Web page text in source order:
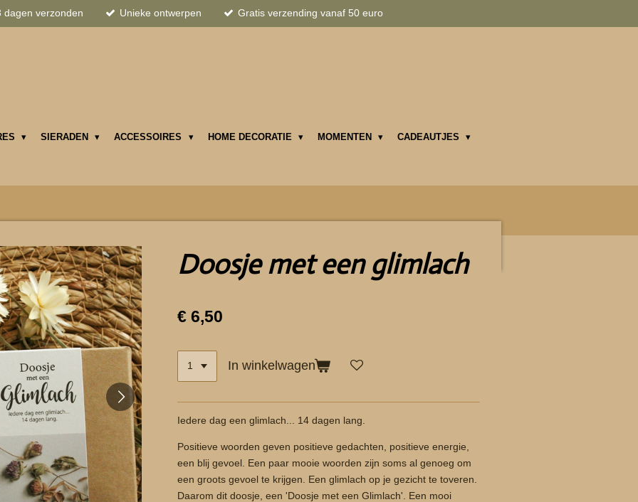
dagen verzonden Unieke ontwerpen Gratis verzending vanaf 50 euro
SIERADEN ACCESSOIRES HOME DECORATIE MOMENTEN CADEAUTJES
Doosje met een glimlach
€ 6,50
In winkelwagen
Iedere dag een glimlach... 14 dagen lang.
Positieve woorden geven positieve gedachten, positieve energie,
een blij gevoel. Een paar mooie woorden zijn soms al genoeg om
een groots gevoel te krijgen. Een glimlach op je gezicht te toveren.
Daarom dit doosje, een 'Doosje met een Glimlach'. Een mooi